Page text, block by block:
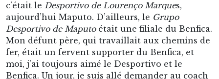
c’était le Desportivo de Lourenço Marques,
aujourd’hui Maputo. D’ailleurs, le Grupo
Desportivo de Maputoétait une filiale du Benfica.
Mon défunt père, qui travaillait aux chemins de
fer, était un fervent supporter du Benfica, et
moi, j’ai toujours aimé le Desportivo et le
Benfica. Un jour, je suis allé demander au coach